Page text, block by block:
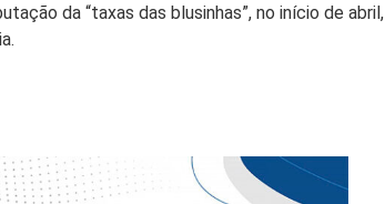
da “taxas das blusinhas”, no início de abril,